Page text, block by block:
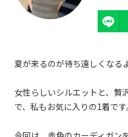
夏が来るのが待ち遠しくなる
女性らしいシルエットと、贅
で、私もお気に入りの1着です